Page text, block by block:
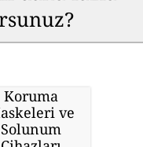
Koruma
ve
Solunum